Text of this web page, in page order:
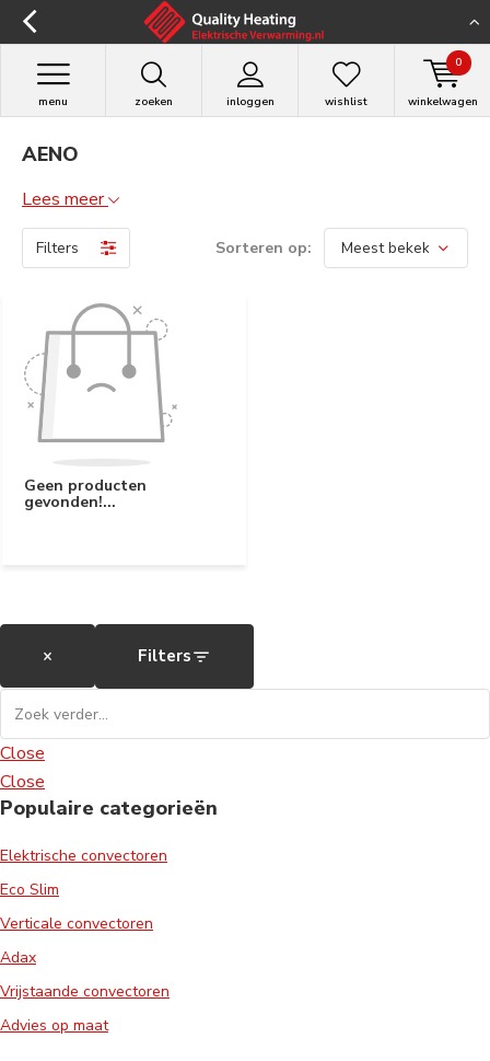
zoeken inloggen
menu wishlist winkelwagen
0
AENO
Lees meer
Filters Sorteren op:
Geen producten
gevonden!...
× Filters
Close
Close
Populaire categorieën
Elektrische convectoren
Eco Slim
Verticale convectoren
Adax
Vrijstaande convectoren
Advies op maat